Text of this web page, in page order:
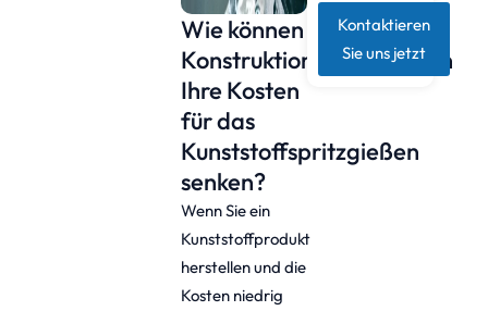
Wie können
Konstruktionsänderungen
Ihre Kosten
für das
Kunststoffspritzgießen
senken?
Wenn Sie ein
Kunststoffprodukt
herstellen und die
Kosten niedrig
Kontaktieren
Sie uns jetzt